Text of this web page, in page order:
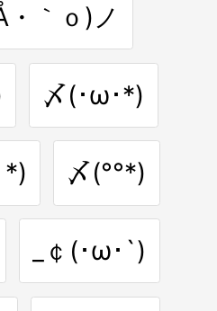
｀ｏ)ノ
〆(･ω･*)
*) 〆(°°*)
_￠(･ω･`)